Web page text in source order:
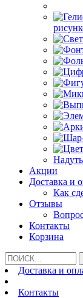
Акции
Доставка и
Как
Отзывы
Контакты
Корзина
Доставка и
Контакты